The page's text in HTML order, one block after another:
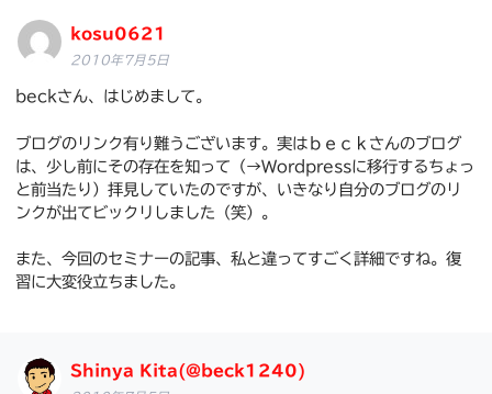
kosu0621
2010年7月5日
beckさん、はじめまして。
ブログのリンク有り難うございます。実はｂｅｃｋさんのブログ
は、少し前にその存在を知って（→Wordpressに移行するちょっ
と前当たり）拝見していたのですが、いきなり自分のブログのリ
ンクが出てビックリしました（笑）。
また、今回のセミナーの記事、私と違ってすごく詳細ですね。復
習に大変役立ちました。
Shinya Kita(@beck1240)